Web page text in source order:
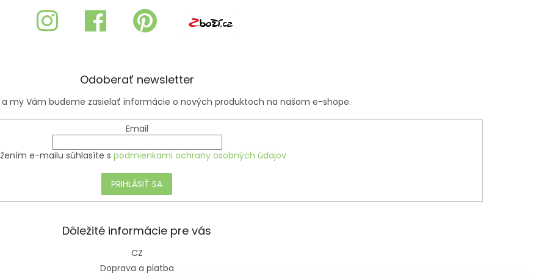
Odoberať newsletter
my Vám budeme zasielať informácie o nových produktoch na našom e-shope.
Email
e-mailu súhlasíte s podmienkami ochrany osobných údajov
PRIHLÁSIŤ SA
Dôležité informácie pre vás
CZ
Doprava a platba